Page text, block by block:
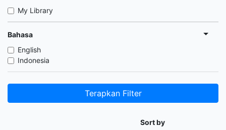
My Library
Bahasa
English
Indonesia
Terapkan Filter
Sort by